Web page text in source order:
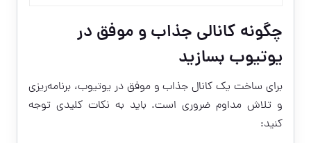
چگونه کانالی جذاب و موفق در
یوتیوب بسازید
برای ساخت یک کانال جذاب و موفق در یوتیوب، برنامه‌ریزی
و تلاش مداوم ضروری است. باید به نکات کلیدی توجه
کنید: